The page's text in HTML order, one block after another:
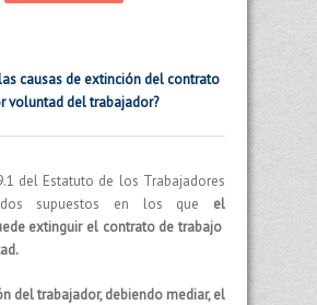
causas de extinción del contrato
voluntad del trabajador?
del Estatuto de los Trabajadores
dos supuestos en los que el
extinguir el contrato de trabajo
del trabajador, debiendo mediar, el